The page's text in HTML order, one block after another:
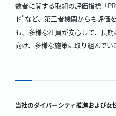
数者に関する取組の評価指標「
ド"など、第三者機関からも評価
も、多様な社員が安心して、長
向け、多様な施策に取り組んでい
当社のダイバーシティ推進および